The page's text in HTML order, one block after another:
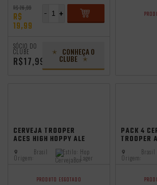
R$ 26,99
R$
19,99
+
-
SÓCIO DO
CLUBE
R$17,99
CONHEÇA O
CLUBE
CERVEJA TROOPER
ACES HIGH HOPPY ALE
473ML
Origem:
Brasil Estilo: Hop
Lager
PRODUTO ESGOTADO
PACK 4
TROOPER
473ML
Origem:
Brasil